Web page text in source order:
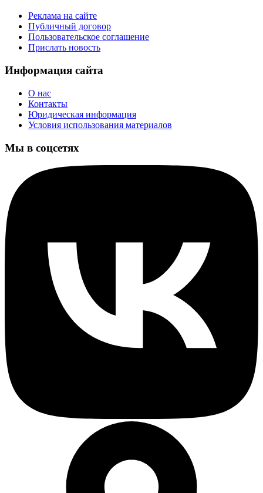
Реклама на сайте
Публичный договор
Пользовательское соглашение
Прислать новость
Информация сайта
О нас
Контакты
Юридическая информация
Условия использования материалов
Мы в соцсетях